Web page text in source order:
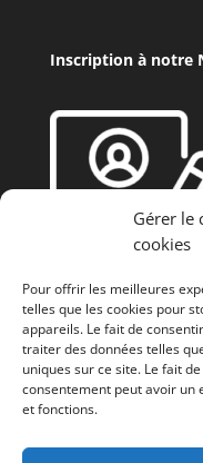
Gérer le
cookies
Pour offrir les meilleures
telles que les cookies pour
appareils. Le fait de
traiter des données telles
uniques sur ce site. Le fait
consentement peut avoir
et fonctions.
Inscription à notre
(FEADER) :